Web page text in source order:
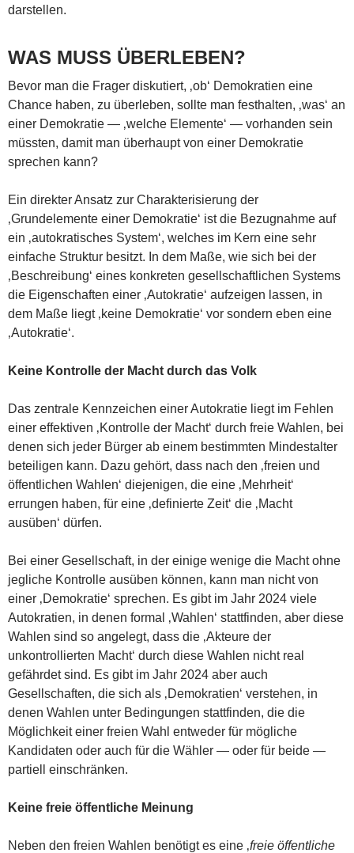
darstellen.
WAS MUSS ÜBERLEBEN?
Bevor man die Frager diskutiert, ‚ob‘ Demokratien eine
Chance haben, zu überleben, sollte man festhalten, ‚was‘ an
einer Demokratie — ‚welche Elemente‘ — vorhanden sein
müssten, damit man überhaupt von einer Demokratie
sprechen kann?
Ein direkter Ansatz zur Charakterisierung der
‚Grundelemente einer Demokratie‘ ist die Bezugnahme auf
ein ‚autokratisches System‘, welches im Kern eine sehr
einfache Struktur besitzt. In dem Maße, wie sich bei der
‚Beschreibung‘ eines konkreten gesellschaftlichen Systems
die Eigenschaften einer ‚Autokratie‘ aufzeigen lassen, in
dem Maße liegt ‚keine Demokratie‘ vor sondern eben eine
‚Autokratie‘.
Keine Kontrolle der Macht durch das Volk
Das zentrale Kennzeichen einer Autokratie liegt im Fehlen
einer effektiven ‚Kontrolle der Macht‘ durch freie Wahlen, bei
denen sich jeder Bürger ab einem bestimmten Mindestalter
beteiligen kann. Dazu gehört, dass nach den ‚freien und
öffentlichen Wahlen‘ diejenigen, die eine ‚Mehrheit‘
errungen haben, für eine ‚definierte Zeit‘ die ‚Macht
ausüben‘ dürfen.
Bei einer Gesellschaft, in der einige wenige die Macht ohne
jegliche Kontrolle ausüben können, kann man nicht von
einer ‚Demokratie‘ sprechen. Es gibt im Jahr 2024 viele
Autokratien, in denen formal ‚Wahlen‘ stattfinden, aber diese
Wahlen sind so angelegt, dass die ‚Akteure der
unkontrollierten Macht‘ durch diese Wahlen nicht real
gefährdet sind. Es gibt im Jahr 2024 aber auch
Gesellschaften, die sich als ‚Demokratien‘ verstehen, in
denen Wahlen unter Bedingungen stattfinden, die die
Möglichkeit einer freien Wahl entweder für mögliche
Kandidaten oder auch für die Wähler — oder für beide —
partiell einschränken.
Keine freie öffentliche Meinung
Neben den freien Wahlen benötigt es eine ‚freie öffentliche